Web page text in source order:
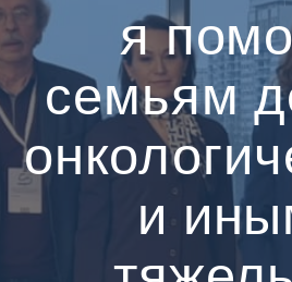
я
семьям
и